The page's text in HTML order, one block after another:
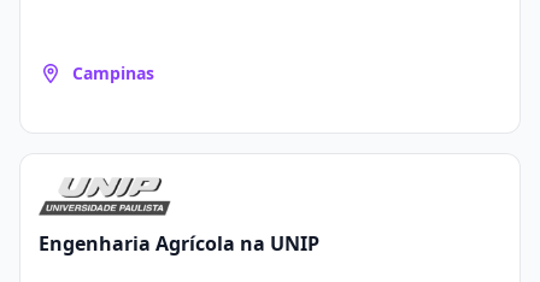
Campinas
Engenharia Agrícola na UNIP